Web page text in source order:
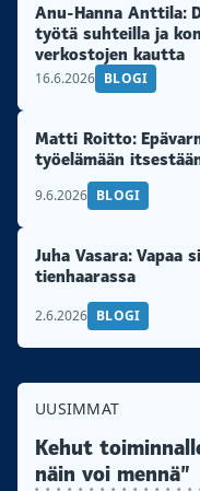
Anu-Hanna Anttila:
työtä suhteilla ja
verkostojen kautta
16.6.2026 BLOGI
Matti Roitto:
työelämään
9.6.2026 BLOGI
Juha Vasara: Vapaa
tienhaarassa
2.6.2026 BLOGI
UUSIMMAT
Kehut
näin voi mennä”